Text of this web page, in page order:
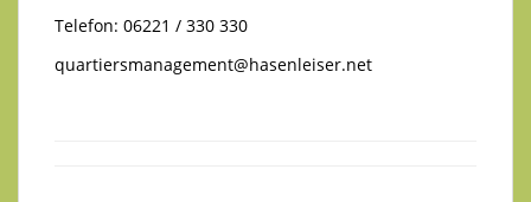
Telefon: 06221 / 330 330
quartiersmanagement@hasenleiser.net